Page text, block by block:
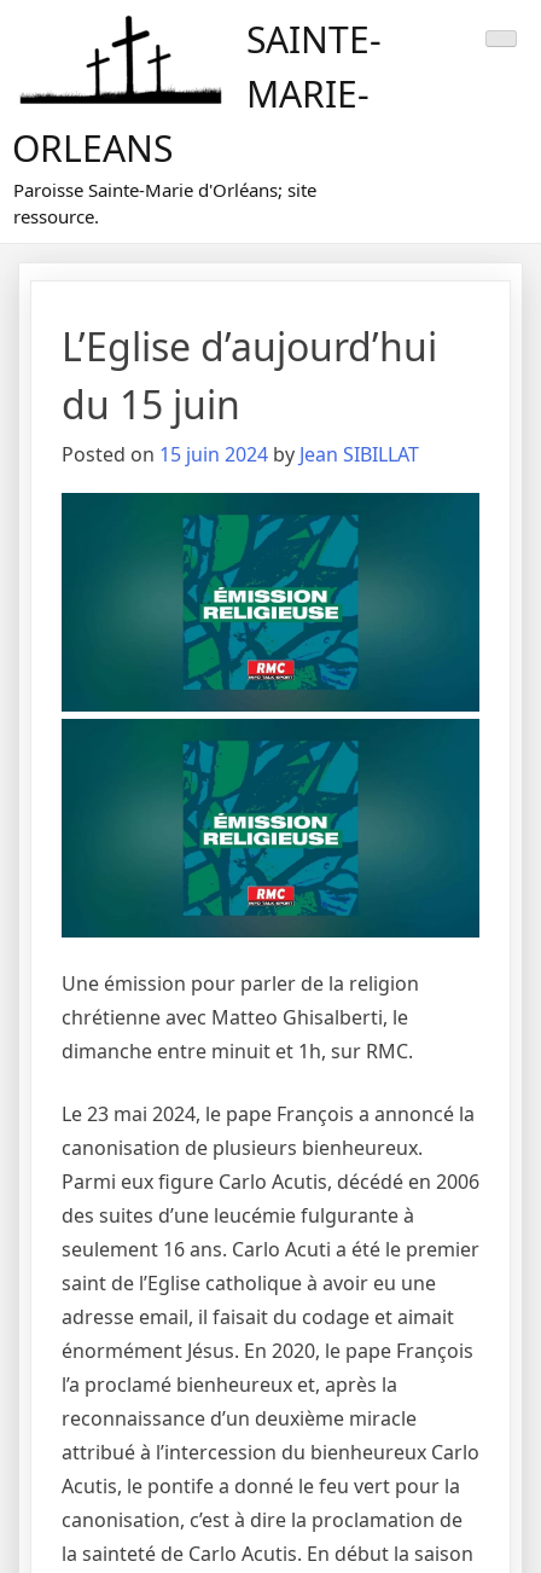
SAINTE-
MARIE-
ORLEANS
Paroisse Sainte-Marie d'Orléans; site
ressource.
L’Eglise d’aujourd’hui
du 15 juin
Posted on 15 juin 2024 by Jean SIBILLAT
Une émission pour parler de la religion
chrétienne avec Matteo Ghisalberti, le
dimanche entre minuit et 1h, sur RMC.
Le 23 mai 2024, le pape François a annoncé la
canonisation de plusieurs bienheureux.
Parmi eux figure Carlo Acutis, décédé en 2006
des suites d’une leucémie fulgurante à
seulement 16 ans. Carlo Acuti a été le premier
saint de l’Eglise catholique à avoir eu une
adresse email, il faisait du codage et aimait
énormément Jésus. En 2020, le pape François
l’a proclamé bienheureux et, après la
reconnaissance d’un deuxième miracle
attribué à l’intercession du bienheureux Carlo
Acutis, le pontife a donné le feu vert pour la
canonisation, c’est à dire la proclamation de
la sainteté de Carlo Acutis. En début la saison